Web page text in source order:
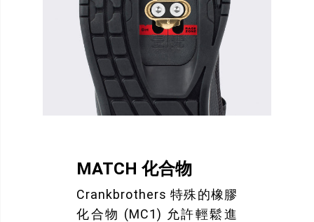
MATCH 化合物
Crankbrothers 特殊的橡膠
化合物 (MC1) 允許輕鬆進